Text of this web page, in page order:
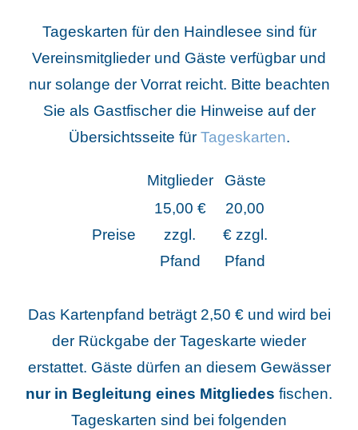
Tageskarten für den Haindlesee sind für
Vereinsmitglieder und Gäste verfügbar und
nur solange der Vorrat reicht. Bitte beachten
Sie als Gastfischer die Hinweise auf der
Übersichtsseite für Tageskarten.
Mitglieder Gäste
Preise
15,00 €
zzgl.
Pfand
20,00
€ zzgl.
Pfand
Das Kartenpfand beträgt 2,50 € und wird bei
der Rückgabe der Tageskarte wieder
erstattet. Gäste dürfen an diesem Gewässer
nur in Begleitung eines Mitgliedes fischen.
Tageskarten sind bei folgenden